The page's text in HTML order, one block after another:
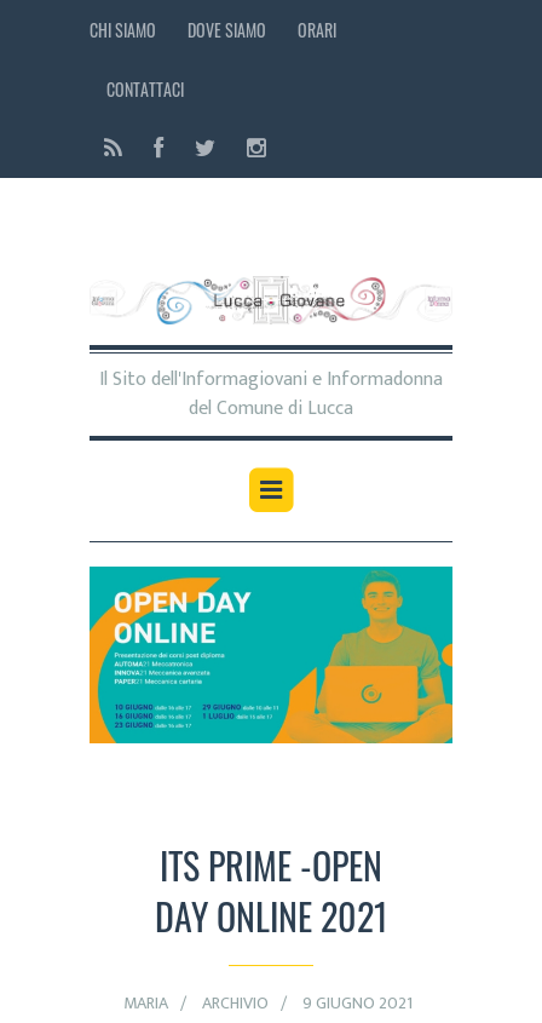
CHI SIAMO DOVE SIAMO ORARI
CONTATTACI
Il Sito dell'Informagiovani e Informadonna
del Comune di Lucca
ITS PRIME -OPEN
DAY ONLINE 2021
MARIA ARCHIVIO 9 GIUGNO 2021